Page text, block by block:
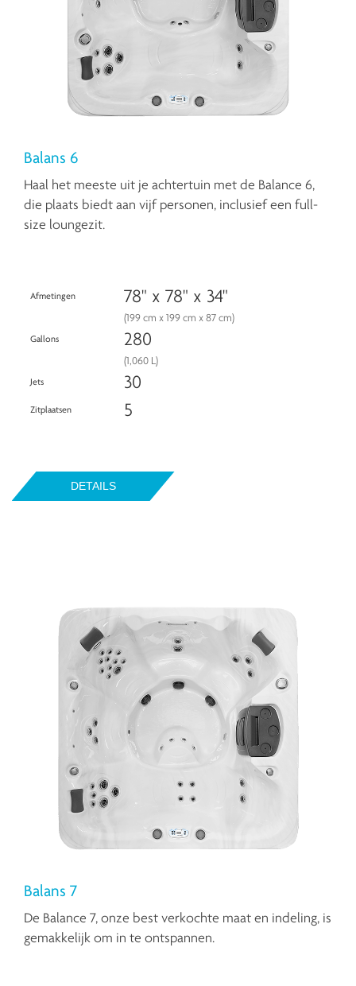
Balans 6
Haal het meeste uit je achtertuin met de Balance 6,
die plaats biedt aan vijf personen, inclusief een full-
size loungezit.
Afmetingen 78" x 78" x 34"
(199 cm x 199 cm x 87 cm)
Gallons 280
(1,060 L)
Jets 30
Zitplaatsen 5
DETAILS
Balans 7
De Balance 7, onze best verkochte maat en indeling, is
gemakkelijk om in te ontspannen.